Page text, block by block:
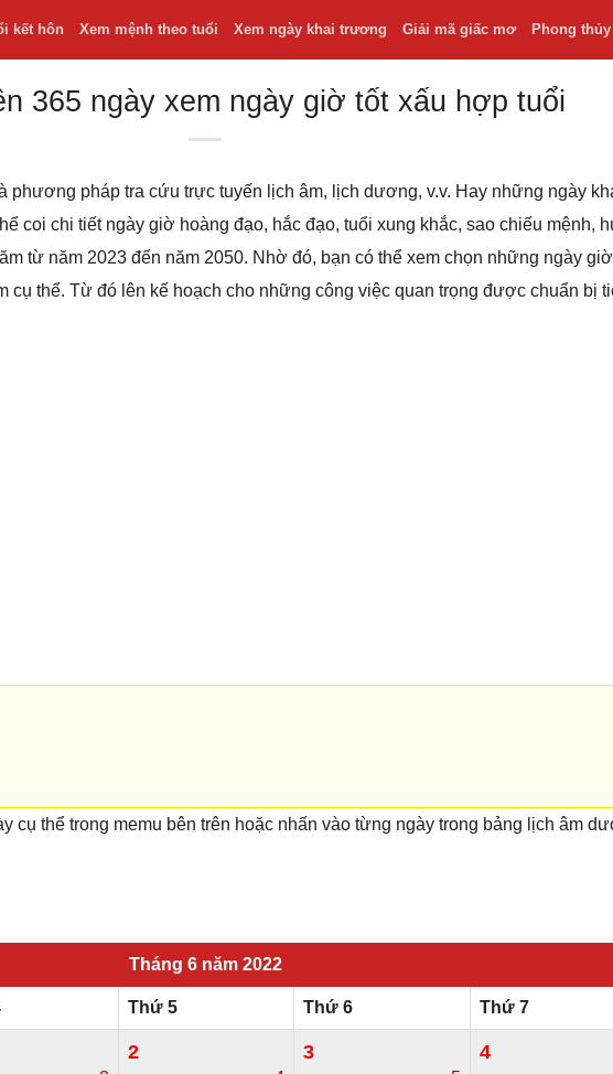
kết hôn Xem mệnh theo tuổi Xem ngày khai trương Giải mã giấc mơ Phong thủy
365 ngày xem ngày giờ tốt xấu hợp tuổi
phương pháp tra cứu trực tuyến lịch âm, lịch dương, v.v. Hay những ngày
coi chi tiết ngày giờ hoàng đạo, hắc đạo, tuổi xung khắc, sao chiếu mệnh,
từ năm 2023 đến năm 2050. Nhờ đó, bạn có thể xem chọn những ngày
cụ thể. Từ đó lên kế hoạch cho những công việc quan trọng được chuẩn bị
cụ thể trong memu bên trên hoặc nhấn vào từng ngày trong bảng lịch âm
Tháng 6 năm 2022
Thứ 5 Thứ 6 Thứ 7
2 3 4